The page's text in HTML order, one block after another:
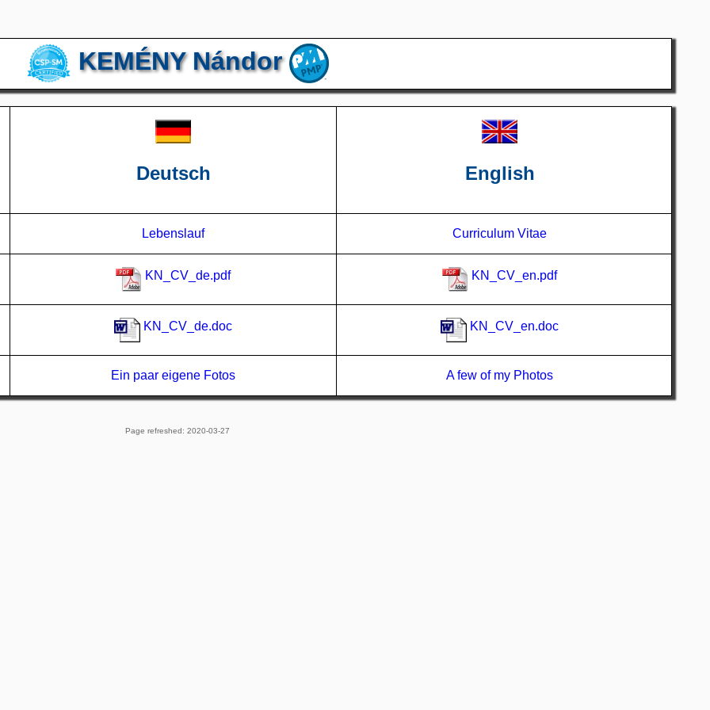
KEMÉNY Nándor
Deutsch English
Lebenslauf Curriculum Vitae
KN_CV_de.pdf KN_CV_en.pdf
KN_CV_de.doc KN_CV_en.doc
Ein paar eigene Fotos A few of my Photos
Page refreshed: 2020-03-27